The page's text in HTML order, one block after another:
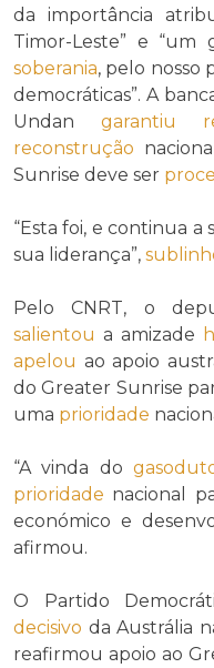
da importância
Timor-Leste” e “um
soberania, pelo nosso
democráticas”. A
Undan garantiu
reconstrução
Sunrise deve ser
“Esta foi, e continua a
sua liderança”,
Pelo CNRT, o
salientou a amizade
apelou ao apoio
do Greater Sunrise
uma prioridade
“A vinda do
prioridade nacional
económico e
afirmou.
O Partido
decisivo da Austrália
reafirmou apoio ao